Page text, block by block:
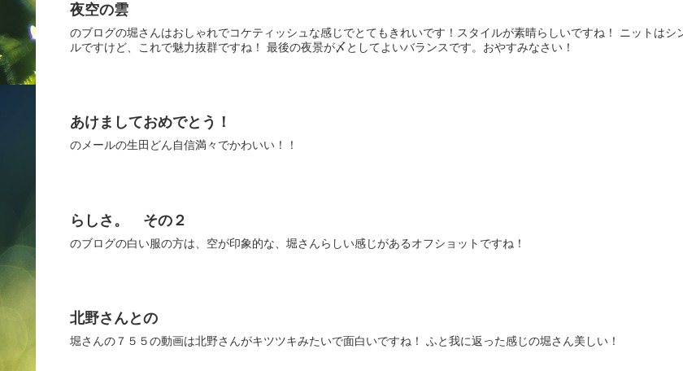
夜空の雲
のブログの堀さんはおしゃれでコケティッシュな感じでとてもきれいです！スタイルが素晴らしいですね！ ニットはシ
ルですけど、これで魅力抜群ですね！ 最後の夜景が〆としてよいバランスです。おやすみなさい！
あけましておめでとう！
のメールの生田どん自信満々でかわいい！！
らしさ。 その２
のブログの白い服の方は、空が印象的な、堀さんらしい感じがあるオフショットですね！
北野さんとの
堀さんの７５５の動画は北野さんがキツツキみたいで面白いですね！ ふと我に返った感じの堀さん美しい！